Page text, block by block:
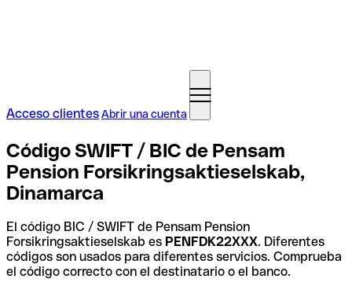
Acceso clientesAbrir una cuenta
Código SWIFT / BIC de Pensam
Pension Forsikringsaktieselskab,
Dinamarca
El código BIC / SWIFT de Pensam Pension
Forsikringsaktieselskab es PENFDK22XXX. Diferentes
códigos son usados para diferentes servicios. Comprueba
el código correcto con el destinatario o el banco.